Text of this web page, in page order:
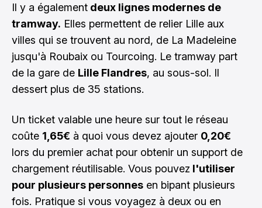
Il y a également deux lignes modernes de
tramway. Elles permettent de relier Lille aux
villes qui se trouvent au nord, de La Madeleine
jusqu'à Roubaix ou Tourcoing. Le tramway part
de la gare de Lille Flandres, au sous-sol. Il
dessert plus de 35 stations.
Un ticket valable une heure sur tout le réseau
coûte 1,65€ à quoi vous devez ajouter 0,20€
lors du premier achat pour obtenir un support de
chargement réutilisable. Vous pouvez l'utiliser
pour plusieurs personnes en bipant plusieurs
fois. Pratique si vous voyagez à deux ou en